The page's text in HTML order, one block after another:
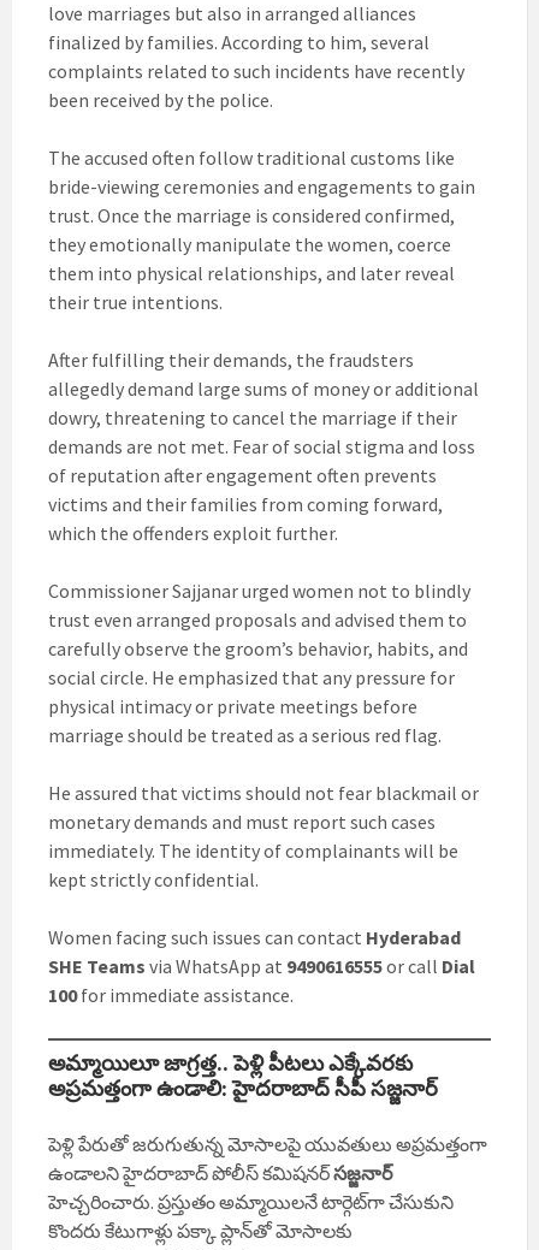
love marriages but also in arranged alliances
finalized by families. According to him, several
complaints related to such incidents have recently
been received by the police.
The accused often follow traditional customs like
bride-viewing ceremonies and engagements to gain
trust. Once the marriage is considered confirmed,
they emotionally manipulate the women, coerce
them into physical relationships, and later reveal
their true intentions.
After fulfilling their demands, the fraudsters
allegedly demand large sums of money or additional
dowry, threatening to cancel the marriage if their
demands are not met. Fear of social stigma and loss
of reputation after engagement often prevents
victims and their families from coming forward,
which the offenders exploit further.
Commissioner Sajjanar urged women not to blindly
trust even arranged proposals and advised them to
carefully observe the groom’s behavior, habits, and
social circle. He emphasized that any pressure for
physical intimacy or private meetings before
marriage should be treated as a serious red flag.
He assured that victims should not fear blackmail or
monetary demands and must report such cases
immediately. The identity of complainants will be
kept strictly confidential.
Women facing such issues can contact Hyderabad
SHE Teams via WhatsApp at 9490616555or call Dial
100for immediate assistance.
అమ్మాయిలూ జాగ్రత్త.. పెళ్లి పీటలు ఎక్కేవరకు
అప్రమత్తంగా ఉండాలి: హైదరాబాద్ సీపీ సజ్జనార్
పెళ్లి పేరుతో జరుగుతున్న మోసాలపై యువతులు అప్రమత్తంగా
ఉండాలని హైదరాబాద్ పోలీస్ కమిషనర్సజ్జనార్
హెచ్చరించారు. ప్రస్తుతం అమ్మాయిలనే టార్గెట్‌గా చేసుకుని
కొందరు కేటుగాళ్లు పక్కా ప్లాన్‌తో మోసాలకు